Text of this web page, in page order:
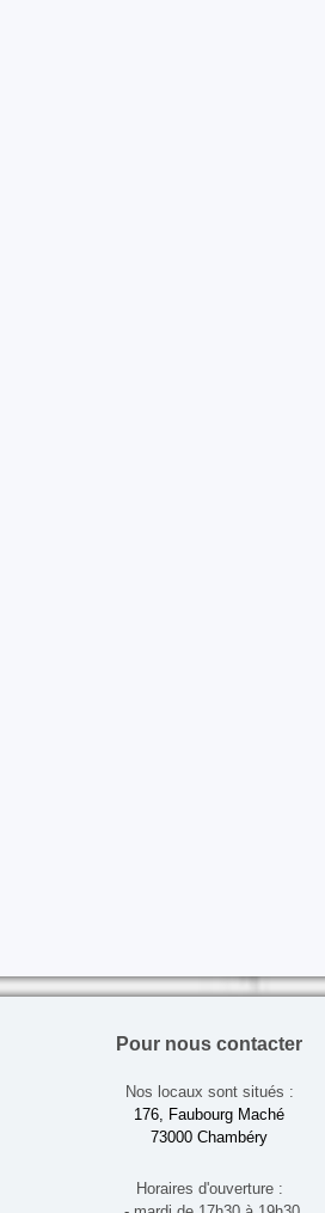
Pour nous contacter
Nos locaux sont situés :
176, Faubourg Maché
73000 Chambéry
Horaires d'ouverture :